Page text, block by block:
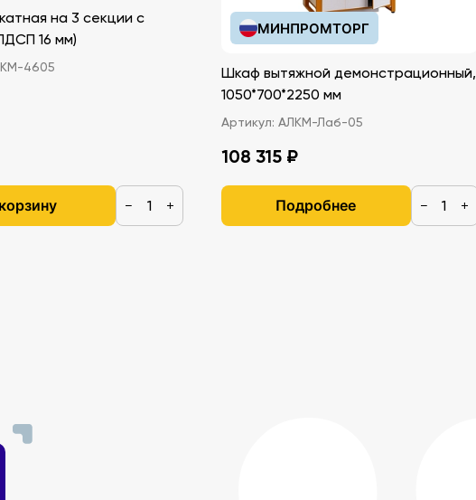
на 3 секции с
(ЛДСП 16 мм)
4605
− +
МИНПРОМТОРГ
Шкаф вытяжной демонстрационный,
1050*700*2250 мм
Артикул: АЛКМ-Лаб-05
108 315 ₽
Подробнее − +